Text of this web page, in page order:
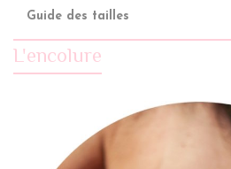
Guide des tailles
L'encolure